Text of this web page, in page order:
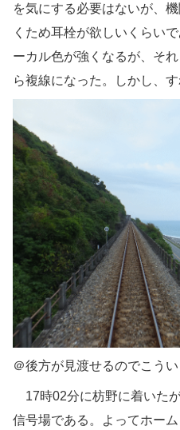
を気にする必要はないが、
くため耳栓が欲しいくらい
ーカル色が強くなるが、そ
ら複線になった。しかし、
＠後方が見渡せるのでこう
17時02分に枋野に着いた
信号場である。よってホー